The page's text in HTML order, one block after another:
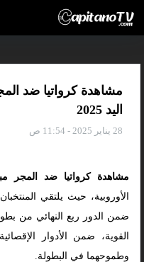
مشاهدة كرواتيا ضد
اليد 2025
28 يناير 2025 - 11:54 ص
مشاهدة كرواتيا ضد المجر
الأوروبية، حيث يلتقي
القوية، ضمن الأدوار
وطموحهما في البطولة.